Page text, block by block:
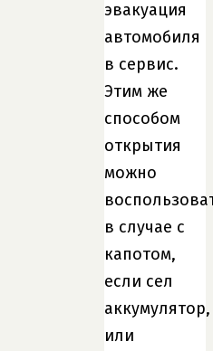
эвакуация
автомобиля
в сервис.
Этим же
способом
открытия
можно
в случае с
капотом,
если сел
аккумулятор,
или